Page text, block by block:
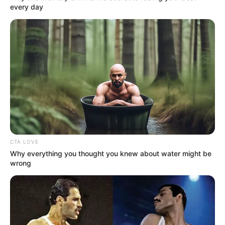
every day
CTA LOVE
Why everything you thought you knew about water might be
wrong